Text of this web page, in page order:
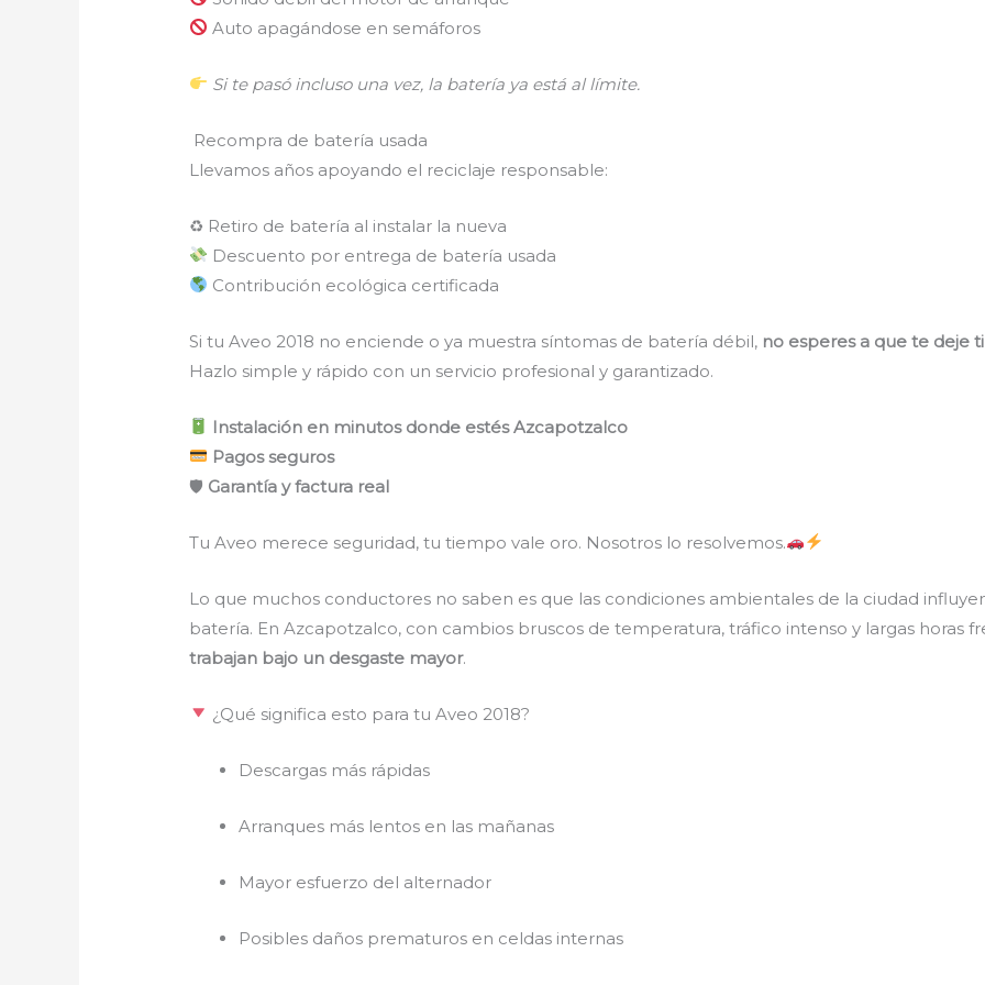
Auto apagándose en semáforos
Si te pasó incluso una vez, la batería ya está al límite.
Recompra de batería usada
Llevamos años apoyando el reciclaje responsable:
♻ Retiro de batería al instalar la nueva
Descuento por entrega de batería usada
Contribución ecológica certificada
Si tu Aveo 2018 no enciende o ya muestra síntomas de batería débil, no esperes a que te deje
Hazlo simple y rápido con un servicio profesional y garantizado.
Instalación en minutos donde estés Azcapotzalco
Pagos seguros
🛡 Garantía y factura real
Tu Aveo merece seguridad, tu tiempo vale oro. Nosotros lo resolvemos.
Lo que muchos conductores no saben es que las condiciones ambientales de la ciudad
batería. En Azcapotzalco, con cambios bruscos de temperatura, tráfico intenso y largas horas
trabajan bajo un desgaste mayor.
¿Qué significa esto para tu Aveo 2018?
Descargas más rápidas
Arranques más lentos en las mañanas
Mayor esfuerzo del alternador
Posibles daños prematuros en celdas internas